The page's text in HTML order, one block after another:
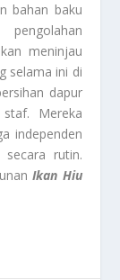
bahan baku
meninjau
selama ini di
dapur
Mereka
independen
rutin.
Ikan Hiu